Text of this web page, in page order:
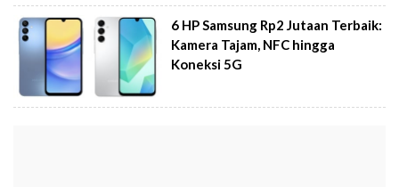
6 HP Samsung Rp2 Jutaan Terbaik:
Kamera Tajam, NFC hingga
Koneksi 5G